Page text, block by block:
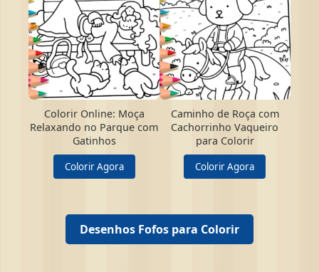
Colorir Online: Moça
Relaxando no Parque com
Gatinhos
Colorir Agora
Caminho de Roça com
Cachorrinho Vaqueiro
para Colorir
Colorir Agora
Desenhos Fofos para Colorir